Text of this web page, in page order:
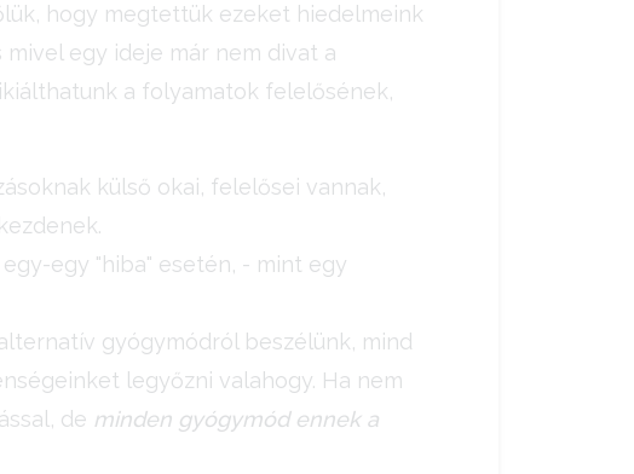
hogy megtettük ezeket hiedelmeink
egy ideje már nem divat a
a folyamatok felelősének,
külső okai, felelősei vannak,
egy "hiba" esetén, - mint egy
gyógymódról beszélünk, mind
legyőzni valahogy. Ha nem
de minden gyógymód ennek a